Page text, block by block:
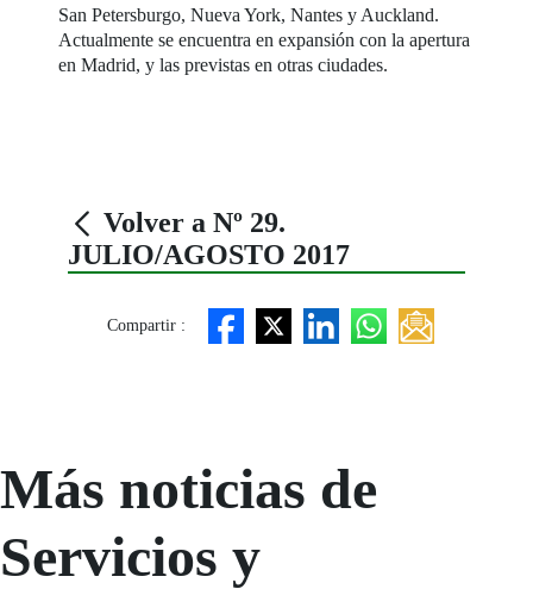
San Petersburgo, Nueva York, Nantes y Auckland.
Actualmente se encuentra en expansión con la apertura
en Madrid, y las previstas en otras ciudades.
Volver a Nº 29.
JULIO/AGOSTO 2017
Compartir :
Más noticias de
Servicios y